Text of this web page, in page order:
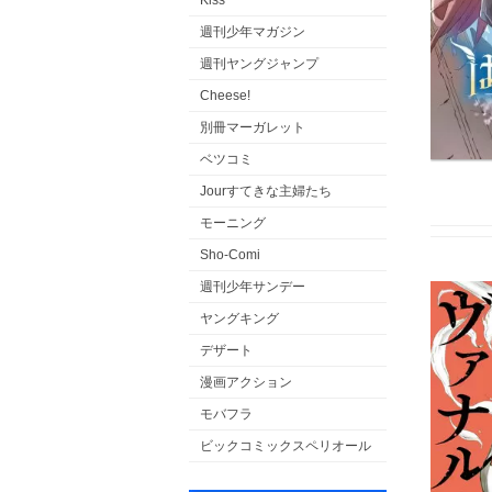
週刊少年マガジン
週刊ヤングジャンプ
Cheese!
別冊マーガレット
ベツコミ
Jourすてきな主婦たち
モーニング
Sho-Comi
週刊少年サンデー
ヤングキング
デザート
漫画アクション
モバフラ
ビックコミックスペリオール